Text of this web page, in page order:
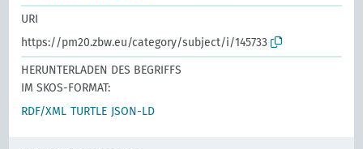
URI
https://pm20.zbw.eu/category/subject/i/145733
HERUNTERLADEN DES BEGRIFFS
IM SKOS-FORMAT:
RDF/XML TURTLE JSON-LD